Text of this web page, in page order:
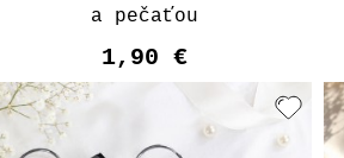
a pečaťou
1,90 €